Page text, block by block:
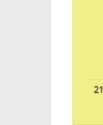
21